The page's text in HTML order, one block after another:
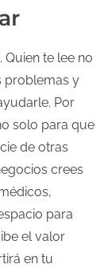
te lee no
problemas y
Por
solo para que
de otras
crees
para
el valor
en tu